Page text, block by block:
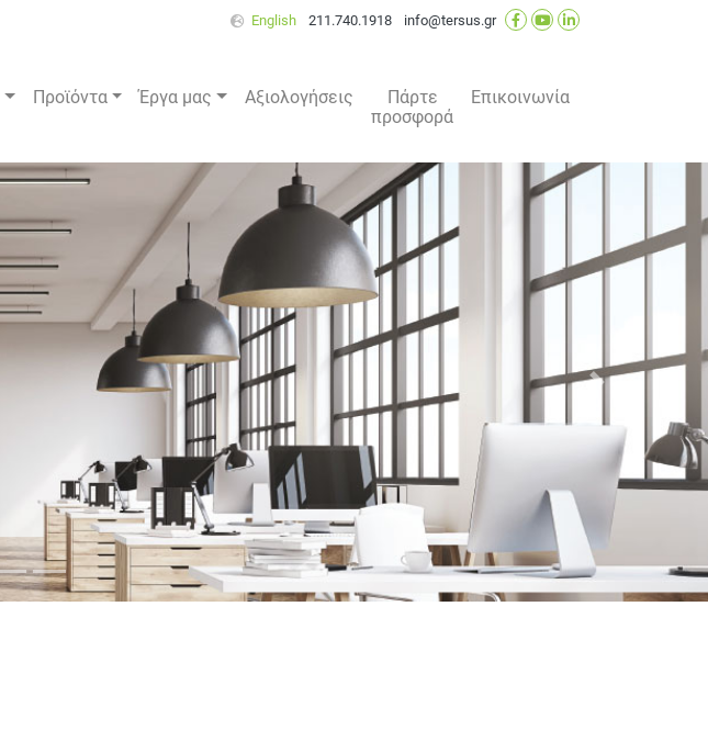
English 211.740.1918 info@tersus.gr
Προϊόντα Έργα μας Αξιολογήσεις
Πάρτε
προσφορά
Επικοινωνία
Επόμενο